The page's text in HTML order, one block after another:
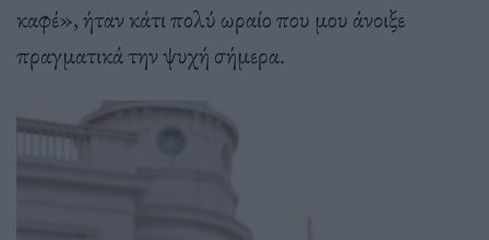
καφέ», ήταν κάτι πολύ ωραίο που μου άνοιξε
πραγματικά την ψυχή σήμερα.